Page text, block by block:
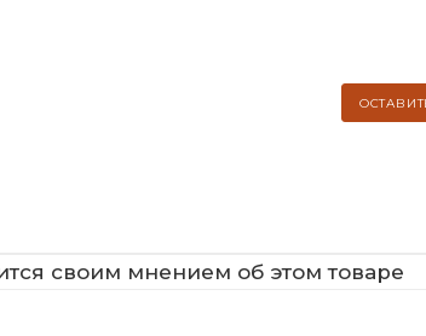
своим мнением об этом товаре